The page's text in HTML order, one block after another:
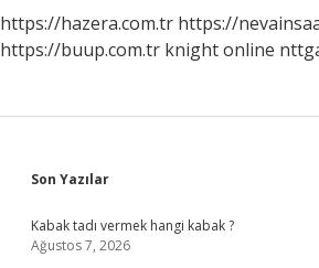
https://hazera.com.tr https://
https://buup.com.tr knight online
Sidebar
Son Yazılar
Kabak tadı vermek hangi kabak ?
Ağustos 7, 2026